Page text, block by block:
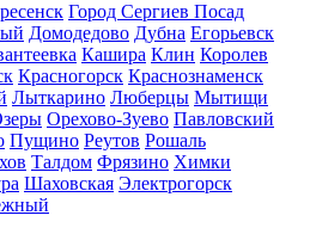
Город Сергиев Посад
Домодедово Дубна Егорьевск
Кашира Клин Королев
Красногорск Краснознаменск
Лыткарино Люберцы Мытищи
Орехово-Зуево Павловский
Пущино Реутов Рошаль
Талдом Фрязино Химки
Шаховская Электрогорск